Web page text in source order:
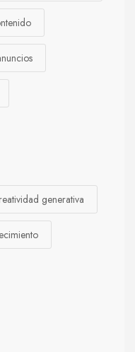
generativa